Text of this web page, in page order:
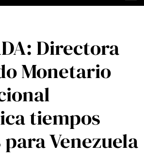
Directora
Monetario
tiempos
Venezuela